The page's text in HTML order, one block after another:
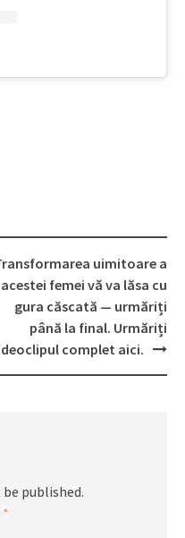
uimitoare a
acestei femei vă va lăsa cu
gura căscată — urmăriți
până la final. Urmăriți
complet aici.
published.
*